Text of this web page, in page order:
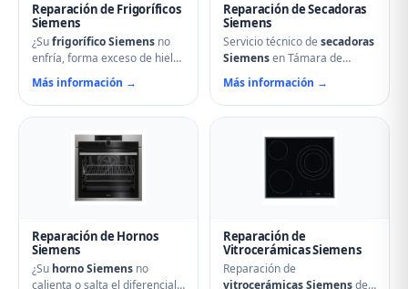
Reparación de Frigoríficos
Siemens
¿Sufrigorífico Siemens no
enfría, forma exceso de hielo
o hace ruidos extraños?
Nuestros técnicos en Támara
de Campos reparan
sistemas No Frost, fugas de
gas refrigerante y problemas
de descarche. Servicio
urgente para evitar pérdida
de alimentos.
Más información →
Reparación de Secadoras
Siemens
Servicio técnico de secadoras
Siemensen Támara de
Campos. Reparamos
problemas de calentamiento,
tambor que no gira,
condensadores averiados y
fallos en el secado.
Mantenimiento preventivo y
limpieza de filtros incluido en
Más información →
Reparación de Hornos
Siemens
¿Su horno Siemens no
calienta o salta el diferencial?
Reparación de
Vitrocerámicas Siemens
Reparación de
vitrocerámicas Siemensde